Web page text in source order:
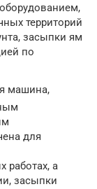
территорий
засыпки ям
по
машина,
для
работах, а
засыпки